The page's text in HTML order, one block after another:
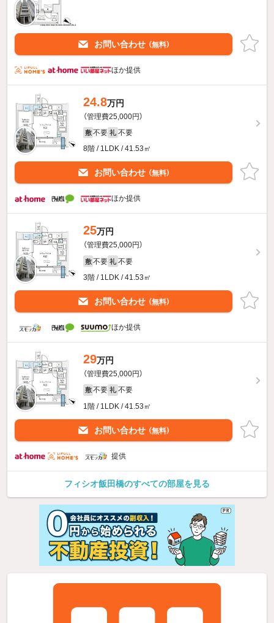
お問い合わせ （無料）
ほか提供
24.8万円
（管理費25,000円）
敷 不要 礼 不要
8階 / 1LDK / 41.53㎡
お問い合わせ （無料）
ほか提供
25万円
（管理費25,000円）
敷 不要 礼 不要
3階 / 1LDK / 41.53㎡
お問い合わせ （無料）
ほか提供
29万円
（管理費25,000円）
敷 不要 礼 不要
1階 / 1LDK / 41.53㎡
お問い合わせ （無料）
提供
フィシオ飯田橋のすべての部屋を見る